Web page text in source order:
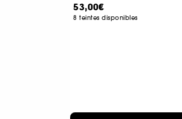
53,00€
8 teintes disponibles